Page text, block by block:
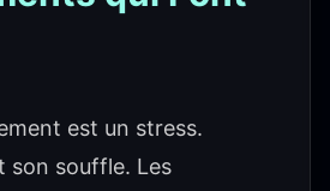
est un stress.
son souffle. Les